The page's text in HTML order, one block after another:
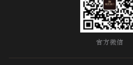
官方微信